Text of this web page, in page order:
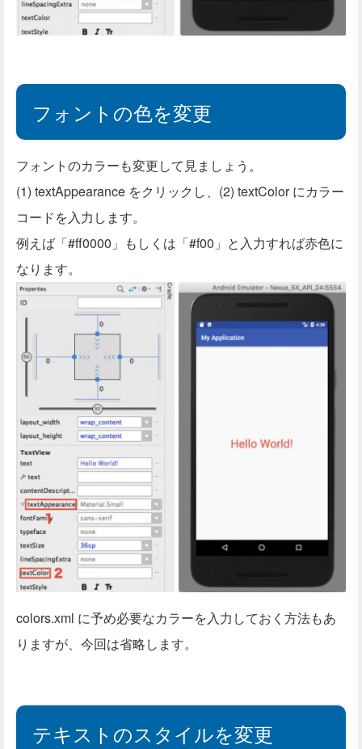
フォントの色を変更
フォントのカラーも変更して見ましょう。
(1) textAppearance をクリックし、(2) textColor にカラー
コードを入力します。
例えば「#ff0000」もしくは「#f00」と入力すれば赤色に
なります。
colors.xml に予め必要なカラーを入力しておく方法もあ
りますが、今回は省略します。
テキストのスタイルを変更